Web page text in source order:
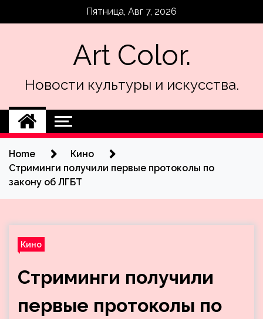
Пятница, Авг 7, 2026
Art Color.
Новости культуры и искусства.
Home
Кино
Стриминги получили первые протоколы по
закону об ЛГБТ
Кино
Стриминги получили
первые протоколы по